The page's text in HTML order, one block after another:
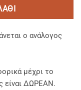
ο ανάλογος
μέχρι το
είναι ΔΩΡΕΑΝ.